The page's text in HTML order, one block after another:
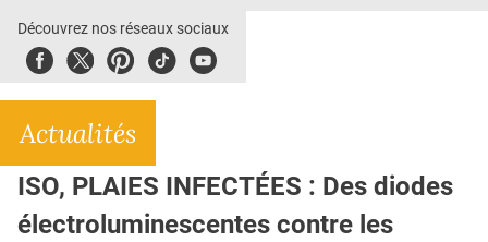
E-REVUE SAD
THÉMA
PUBLICITÉ
Découvrez nos réseaux sociaux
FacebookTwitterPinterest
TiktokYoubute
Actualités
ISO, PLAIES INFECTÉES : Des diodes
électroluminescentes contre les